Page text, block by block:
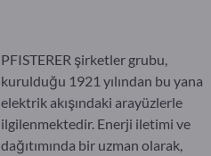
PFISTERER şirketler grubu,
kurulduğu 1921 yılından bu yana
elektrik akışındaki arayüzlerle
ilgilenmektedir. Enerji iletimi ve
dağıtımında bir uzman olarak,